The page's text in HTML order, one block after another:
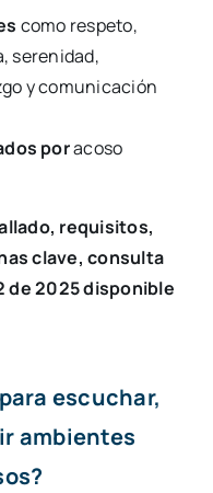
como respeto,
serenidad,
y comunicación
poracoso
requisitos,
clave, consulta
de 2025disponible
escuchar,
ambientes